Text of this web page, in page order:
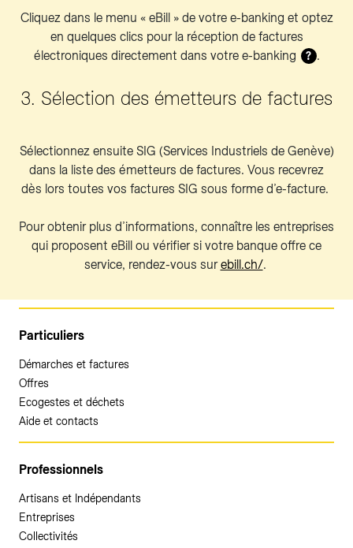
Cliquez dans le menu « eBill » de votre e-banking et optez
en quelques clics pour la réception de factures
électroniques directement dans votre e-banking
? .
3. Sélection des émetteurs de factures
Sélectionnez ensuite SIG (Services Industriels de Genève)
dans la liste des émetteurs de factures. Vous recevrez
dès lors toutes vos factures SIG sous forme d’e-facture.
Pour obtenir plus d’informations, connaître les entreprises
qui proposent eBill ou vérifier si votre banque offre ce
service, rendez-vous surebill.ch/.
Particuliers
Démarches et factures
Offres
Ecogestes et déchets
Aide et contacts
Professionnels
Artisans et Indépendants
Entreprises
Collectivités